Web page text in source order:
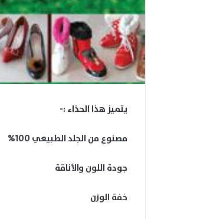
يتميز هذا الحذاء :-
مصنوع من الجلد الطبيعي 100%
جودة اللون والأناقة
خفة الوزن